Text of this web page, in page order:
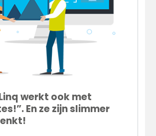
werkt ook met
En ze zijn slimmer